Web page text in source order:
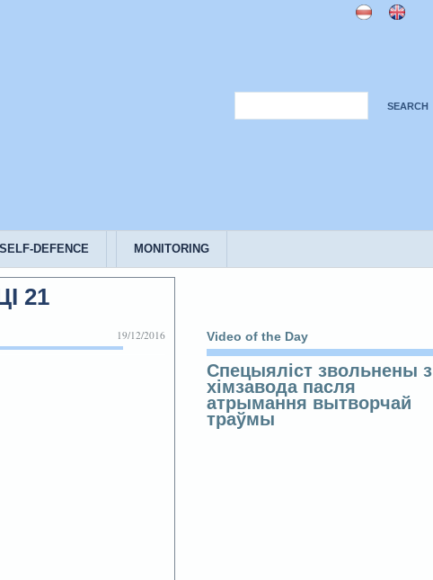
DEFENCE MONITORING
21
19/12/2016 Video of the Day
Спецыяліст звольнены з
хімзавода пасля
атрымання вытворчай
траўмы